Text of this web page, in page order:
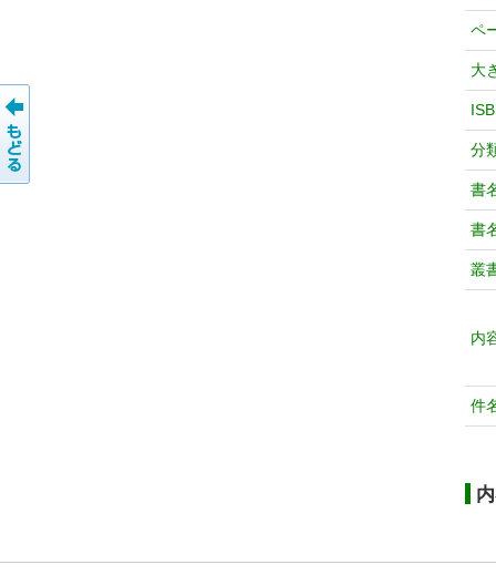
ペ
大
分
書
書
叢
内
件